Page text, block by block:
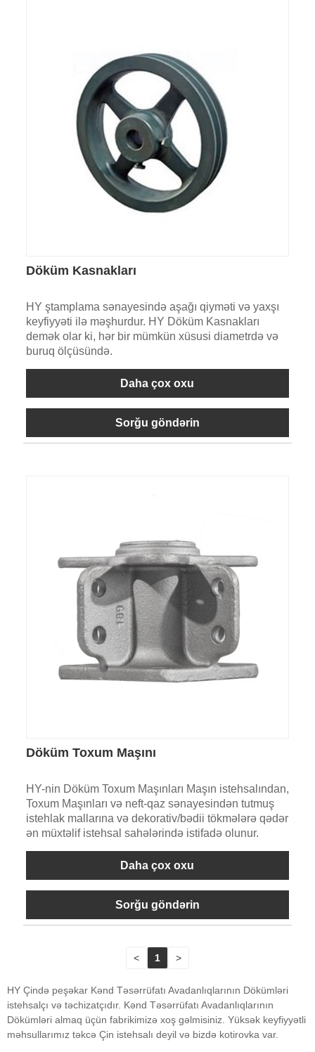
Döküm Kasnakları
HY ştamplama sənayesində aşağı qiyməti və yaxşı
keyfiyyəti ilə məşhurdur. HY Döküm Kasnakları
demək olar ki, hər bir mümkün xüsusi diametrdə və
buruq ölçüsündə.
Daha çox oxu
Sorğu göndərin
Döküm Toxum Maşını
HY-nin Döküm Toxum Maşınları Maşın istehsalından,
Toxum Maşınları və neft-qaz sənayesindən tutmuş
istehlak mallarına və dekorativ/bədii tökmələrə qədər
ən müxtəlif istehsal sahələrində istifadə olunur.
Daha çox oxu
Sorğu göndərin
< 1 >
HY Çində peşəkar Kənd Təsərrüfatı Avadanlıqlarının Dökümləri
istehsalçı və təchizatçıdır. Kənd Təsərrüfatı Avadanlıqlarının
Dökümləri almaq üçün fabrikimizə xoş gəlmisiniz. Yüksək keyfiyyətli
məhsullarımız təkcə Çin istehsalı deyil və bizdə kotirovka var.